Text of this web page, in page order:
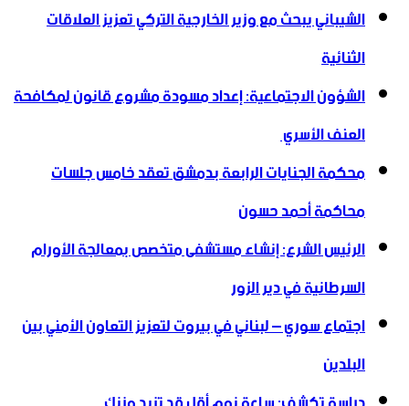
الشيباني يبحث مع وزير الخارجية التركي تعزيز العلاقات
الثنائية
الشؤون الاجتماعية: إعداد مسودة مشروع قانون لمكافحة
العنف الأسري ‏
محكمة الجنايات الرابعة بدمشق تعقد خامس جلسات
محاكمة أحمد حسون
الرئيس الشرع: إنشاء ‌‏مستشفى متخصص بمعالجة الأورام
السرطانية في دير الزور
اجتماع سوري – لبناني في بيروت لتعزيز التعاون ‏الأمني ‏بين
البلدين